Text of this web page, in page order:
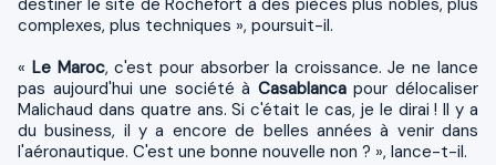
destiner le site de Rochefort à des pièces plus nobles, plus
complexes, plus techniques », poursuit-il.
« Le Maroc, c'est pour absorber la croissance. Je ne lance
pas aujourd'hui une société à Casablancapour délocaliser
Malichaud dans quatre ans. Si c'était le cas, je le dirai ! Il y a
du business, il y a encore de belles années à venir dans
l'aéronautique. C'est une bonne nouvelle non ? », lance-t-il.